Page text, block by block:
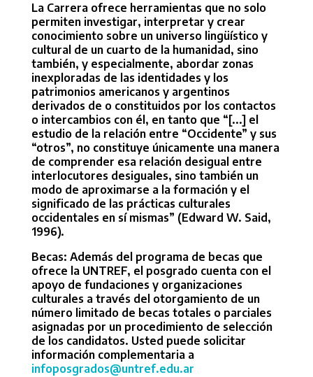
La Carrera ofrece herramientas que no solo
permiten investigar, interpretar y crear
conocimiento sobre un universo lingüístico y
cultural de un cuarto de la humanidad, sino
también, y especialmente, abordar zonas
inexploradas de las identidades y los
patrimonios americanos y argentinos
derivados de o constituidos por los contactos
o intercambios con él, en tanto que “[...] el
estudio de la relación entre “Occidente” y sus
“otros”, no constituye únicamente una manera
de comprender esa relación desigual entre
interlocutores desiguales, sino también un
modo de aproximarse a la formación y el
significado de las prácticas culturales
occidentales en sí mismas” (Edward W. Said,
1996).
Becas: Además del programa de becas que
ofrece la UNTREF, el posgrado cuenta con el
apoyo de fundaciones y organizaciones
culturales a través del otorgamiento de un
número limitado de becas totales o parciales
asignadas por un procedimiento de selección
de los candidatos. Usted puede solicitar
información complementaria a
infoposgrados@untref.edu.ar